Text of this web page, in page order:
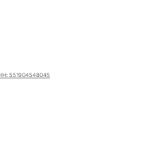
551904548045